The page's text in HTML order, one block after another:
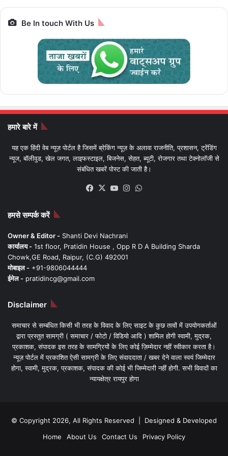
Be In touch With Us
हमारे बारे में
यह एक हिंदी वेब न्यूज़ पोर्टल है जिसमें ब्रेकिंग न्यूज़ के अलावा राजनीति, प्रशासन, ट्रेंडिंग
न्यूज, बॉलीवुड, खेल जगत, लाइफस्टाइल, बिजनेस, सेहत, ब्यूटी, रोजगार तथा टेक्नोलॉजी से
संबंधित खबरें पोस्ट की जाती है।
Facebook
X YouTubeInstagram
हमसे सम्पर्क करें
Owner & Editor - Shanti Devi Nachrani
कार्यालय - 1st floor, Pratidin House , Opp R D A Building Sharda
Chowk,GE Road, Raipur, (C.G) 492001
मोबाइल - +91-9806044444
ईमेल - pratidincg@gmail.com
Disclaimer
समाचार से सम्बंधित किसी भी तरह के विवाद के लिए साइट के कुछ तत्वों में उपयोगकर्ताओं
द्वारा प्रस्तुत सामग्री ( समाचार / फोटो / विडियो आदि ) शामिल होगी स्वामी, मुद्रक,
प्रकाशक, संपादक इस तरह के सामग्रियों के लिए कोई ज़िम्मेदार नहीं स्वीकार करता है।
न्यूज़ पोर्टल में प्रकाशित ऐसी सामग्री के लिए संवाददाता / खबर देने वाला स्वयं जिम्मेदार
होगा, स्वामी, मुद्रक, प्रकाशक, संपादक की कोई भी जिम्मेदारी नहीं होगी. सभी विवादों का
न्यायक्षेत्र रायपुर होगा
© Copyright 2026, All Rights Reserved | Designed & Developed
Home
About Us Contact Us Privacy Policy